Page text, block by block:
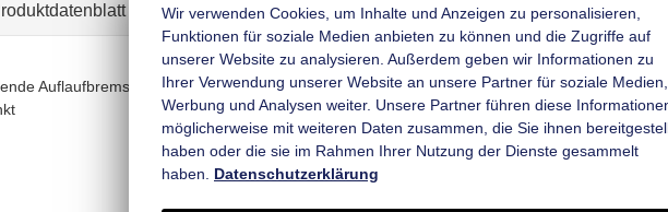
Konfigurieren & Bestellen Angebot einholen
Auflaufbremse mit Rückfahrautomatik
Wir verwenden Cookies, um Inhalte und Anzeigen zu personalisieren,
Funktionen für soziale Medien anbieten zu können und die Zugriffe auf
unserer Website zu analysieren. Außerdem geben wir Informationen zu
Ihrer Verwendung unserer Website an unsere Partner für soziale Medien,
Werbung und Analysen weiter. Unsere Partner führen diese
möglicherweise mit weiteren Daten zusammen, die Sie ihnen
haben oder die sie im Rahmen Ihrer Nutzung der Dienste gesammelt
haben. Datenschutzerklärung